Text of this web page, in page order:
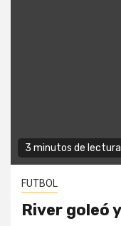
3 minutos de lectura
FUTBOL
River goleó